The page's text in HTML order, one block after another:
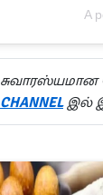
A
CHANNELஇல்